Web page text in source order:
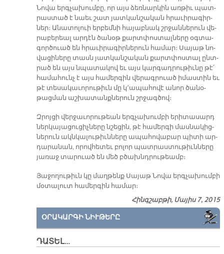
Նո­վա երգ­չա­խում­բը, որ այս ձեռ­նար­կին առ­թիւ պատ­
րաս­տած է նաեւ շատ յատ­կան­շա­կան հրա­ւի­րա­գիր­
ներ։ Ա­նա­տո­լուի եր­բեմ­նի հա­յաբ­նակ շրջան­նե­րուն վե­
րա­բե­րեալ ար­դէն ծա­նօթ քարտ­փոս­տալ­նե­րը օգ­տա­
գոր­ծուած են հրա­ւի­րա­գիր­նե­րուն հա­մար։ Սա­յաթ նո­
վա­ցի­նե­րը տասն յատ­կան­շա­կան քարտ­փոս­տալ ընտ­
րած են այս նպա­տա­կով եւ այս կար­գադ­րու­թիւ­նը թէ՛
հա­մա­հունչ է այս հա­մեր­գին վե­րագ­րուած ի­մաս­տին եւ
թէ տե­սա­կա­ւո­րու­թիւն մը կ՚ա­պա­հո­վէ ա­նոր ծա­նօ­
թաց­ման աշ­խա­տանք­նե­րուն շրջագ­ծով։
Զրոյ­ցի վեր­ջա­ւո­րու­թեան երգ­չա­խում­բի ե­րի­տա­սարդ
ներ­կա­յա­ցու­ցիչ­նե­րը նշե­ցին, թէ հա­մեր­գի մաս­նա­կից­
նե­րուն ակն­կա­լու­թիւն­նե­րը ա­պա­հո­վա­բար պի­տի ար­
դա­րա­նան, ո­րով­հե­տեւ բո­լոր պատ­րաս­տու­թիւն­նե­րը
յա­ռաջ տա­րուած են մեծ բծախնդ­րու­թեամբ։
Յա­ջո­ղու­թիւն կը մաղ­թենք Սա­յաթ Նո­վա երգ­չա­խում­բի
մօ­տա­լուտ հա­մեր­գին հա­մար։
Հինգշաբթի, Մայիս 7, 2015
ՕՐԱԿԱՐԳԻ ՆԻՒԹԵՐԸ
ԴԱՏԵԼ…